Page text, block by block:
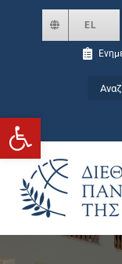
Ανοίξτε τη γραμμή εργαλείων
EL